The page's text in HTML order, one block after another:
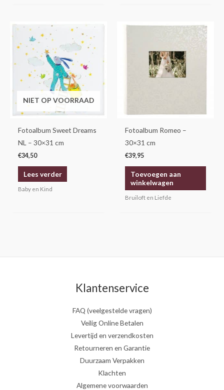
NIET OP VOORRAAD
Fotoalbum Sweet Dreams
NL – 30×31 cm
€34,50
Lees verder
Baby en Kind
Fotoalbum Romeo –
30×31 cm
€39,95
Toevoegen aan
winkelwagen
Bruiloft en Liefde
Klantenservice
FAQ (veelgestelde vragen)
Veilig Online Betalen
Levertijd en verzendkosten
Retourneren en Garantie
Duurzaam Verpakken
Klachten
Algemene voorwaarden